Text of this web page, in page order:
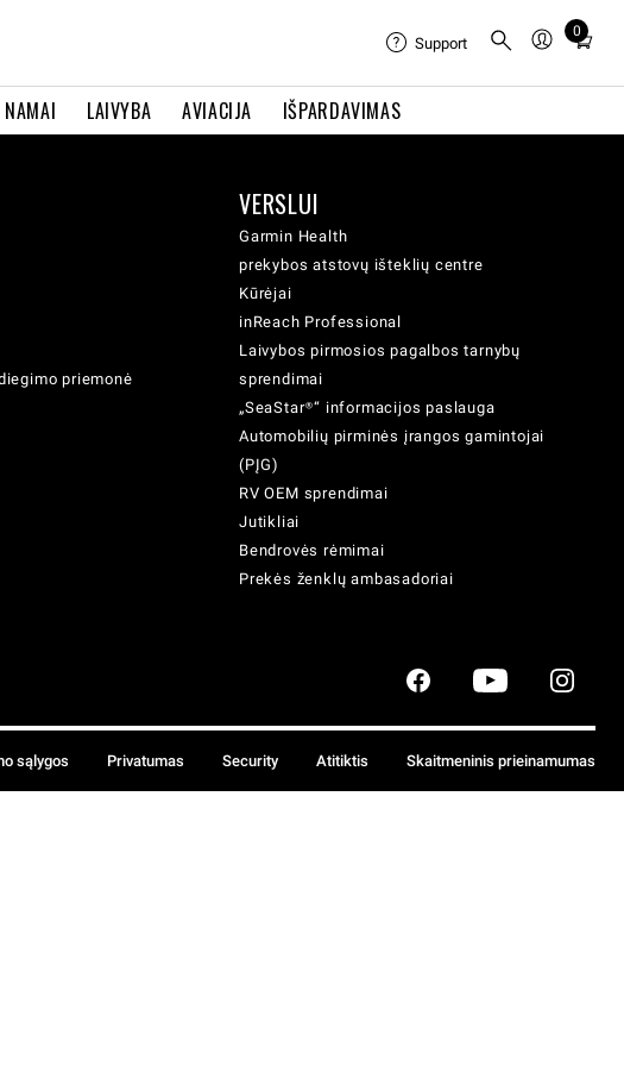
LAIVYBA AVIACIJA IŠPARDAVIMAS
Support
0
Total
cart:
priemonė
VERSLUI
Garmin Health
prekybos atstovų išteklių centre
Kūrėjai
inReach Professional
Laivybos pirmosios pagalbos tarnybų
sprendimai
„SeaStar®“ informacijos paslauga
Automobilių pirminės įrangos gamintojai
(PĮG)
RV OEM sprendimai
Jutikliai
Bendrovės rėmimai
Prekės ženklų ambasadoriai
sąlygos Privatumas Security Atitiktis Skaitmeninis prieinamumas